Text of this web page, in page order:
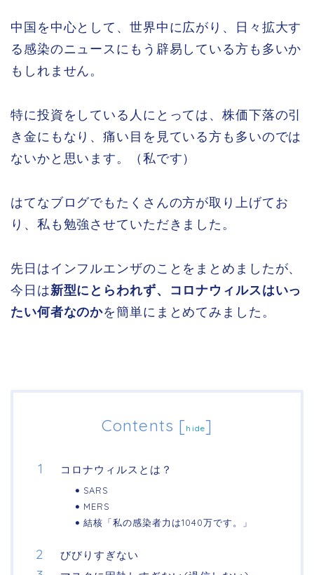
中国を中心として、世界中に広がり、日々拡大す
る感染のニュースにもう辟易している方も多いか
もしれません。
特に投資をしている人にとっては、株価下落の引
き金にもなり、痛い目を見ている方も多いのでは
ないかと思います。（私です）
はてなブログでもたくさんの方が取り上げてお
り、私も勉強させていただきました。
先日はインフルエンザのことをまとめましたが、
今日は新型にとらわれず、コロナウィルスはいっ
たい何者なのかを簡単にまとめてみました。
Contents [hide]
コロナウィルスとは？
SARS
MERS
結核「私の感染者力は1040万です。」
びびりすぎない